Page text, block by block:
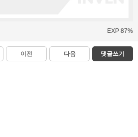
EXP 87%
이전 다음 댓글쓰기